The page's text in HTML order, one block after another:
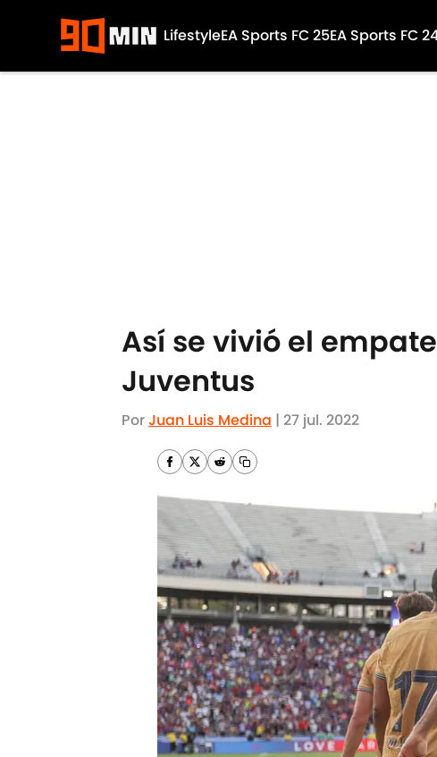
LifestyleEA Sports FC 25EA Sports FC
Así se vivió el
Juventus
PorJuan Luis Medina | 27 jul. 2022